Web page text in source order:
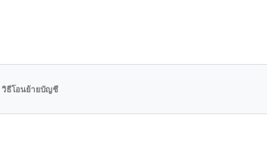
วิธีโอนย้ายบัญชี